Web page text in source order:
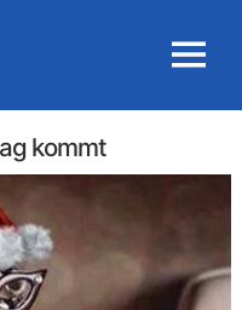
MENU
kommt